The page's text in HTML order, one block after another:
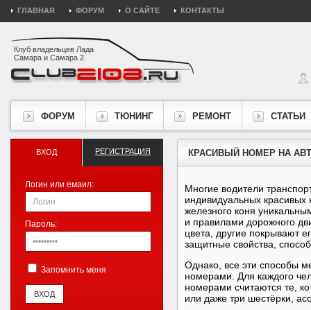
ГЛАВНАЯ ФОРУМ О САЙТЕ КОНТАКТЫ
Клуб владельцев Лада
Самара и Самара 2.
ФОРУМ ТЮНИНГ РЕМОНТ СТАТЬИ
КРАСИВЫЙ НОМЕР НА
Многие водители
индивидуальных красивых
железного коня
и правилами дорожного
цвета, другие покрывают
защитные свойства,
Однако, все эти способы
номерами. Для каждого
номерами считаются те,
или даже три шестёрки,
ВХОД РЕГИСТРАЦИЯ
Логин или емаил:
Пароль:
Запомнить меня